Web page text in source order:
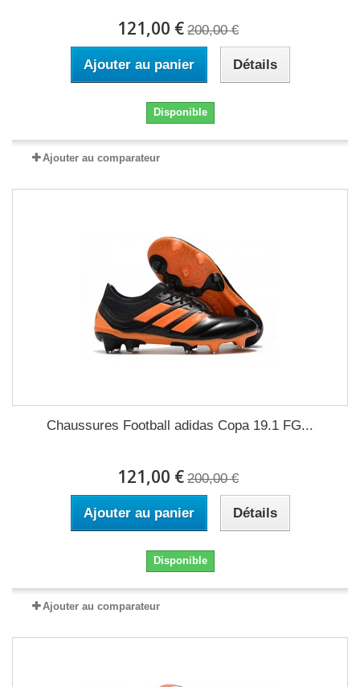
121,00 € 200,00 €
Ajouter au panier Détails
Disponible
Ajouter au comparateur
Chaussures Football adidas Copa 19.1 FG...
121,00 € 200,00 €
Ajouter au panier Détails
Disponible
Ajouter au comparateur